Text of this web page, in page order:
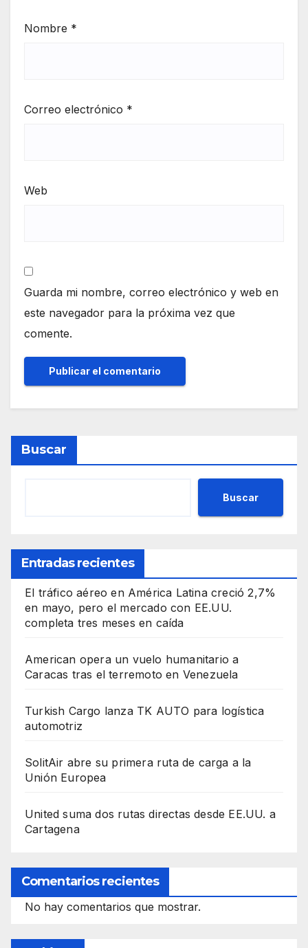
Nombre *
Correo electrónico *
Web
Guarda mi nombre, correo electrónico y web en
este navegador para la próxima vez que
comente.
Buscar
Buscar
Entradas recientes
El tráfico aéreo en América Latina creció 2,7%
en mayo, pero el mercado con EE.UU.
completa tres meses en caída
American opera un vuelo humanitario a
Caracas tras el terremoto en Venezuela
Turkish Cargo lanza TK AUTO para logística
automotriz
SolitAir abre su primera ruta de carga a la
Unión Europea
United suma dos rutas directas desde EE.UU. a
Cartagena
Comentarios recientes
No hay comentarios que mostrar.